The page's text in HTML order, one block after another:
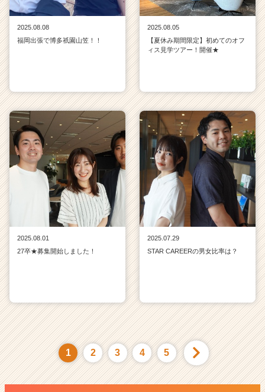
2025.08.08
福岡出張で博多祇園山笠！！
2025.08.05
【夏休み期間限定】初めてのオフ
ィス見学ツアー！開催★
2025.08.01
27卒★募集開始しました！
2025.07.29
STAR CAREERの男女比率は？
1 2 3 4 5